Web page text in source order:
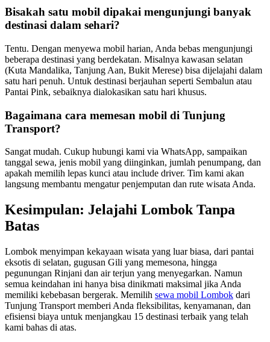
Bisakah satu mobil dipakai mengunjungi banyak
destinasi dalam sehari?
Tentu. Dengan menyewa mobil harian, Anda bebas mengunjungi
beberapa destinasi yang berdekatan. Misalnya kawasan selatan
(Kuta Mandalika, Tanjung Aan, Bukit Merese) bisa dijelajahi dalam
satu hari penuh. Untuk destinasi berjauhan seperti Sembalun atau
Pantai Pink, sebaiknya dialokasikan satu hari khusus.
Bagaimana cara memesan mobil di Tunjung
Transport?
Sangat mudah. Cukup hubungi kami via WhatsApp, sampaikan
tanggal sewa, jenis mobil yang diinginkan, jumlah penumpang, dan
apakah memilih lepas kunci atau include driver. Tim kami akan
langsung membantu mengatur penjemputan dan rute wisata Anda.
Kesimpulan: Jelajahi Lombok Tanpa
Batas
Lombok menyimpan kekayaan wisata yang luar biasa, dari pantai
eksotis di selatan, gugusan Gili yang memesona, hingga
pegunungan Rinjani dan air terjun yang menyegarkan. Namun
semua keindahan ini hanya bisa dinikmati maksimal jika Anda
memiliki kebebasan bergerak. Memilih sewa mobil Lombok dari
Tunjung Transport memberi Anda fleksibilitas, kenyamanan, dan
efisiensi biaya untuk menjangkau 15 destinasi terbaik yang telah
kami bahas di atas.